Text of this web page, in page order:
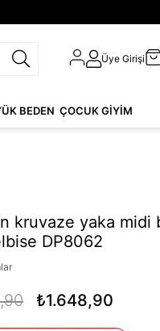
Üye Girişi
BEDEN ÇOCUK GİYİM
kruvaze yaka midi
DP8062
₺1.648,90